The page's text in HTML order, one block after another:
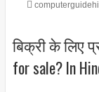
बिक्री के लिए
for sale? In